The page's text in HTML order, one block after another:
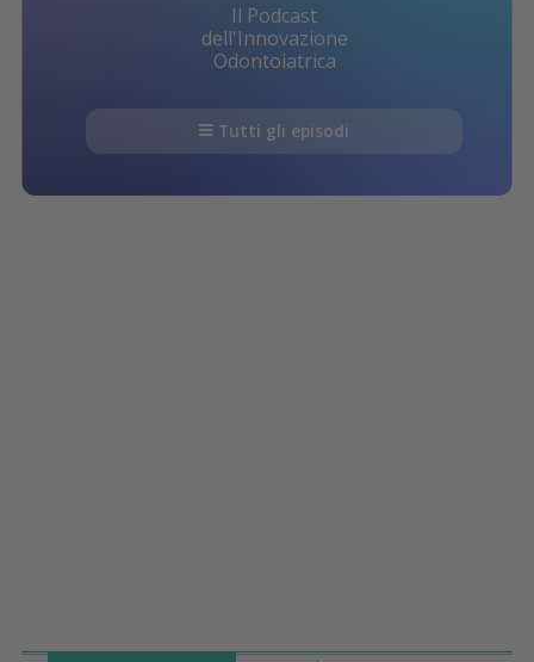
Il Podcast
dell'Innovazione
Odontoiatrica
Tutti gli episodi